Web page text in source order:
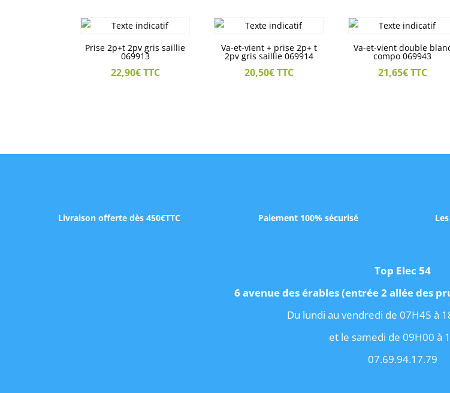
Prise 2p+t 2pv gris saillie
069913
22,90€ TTC
Va-et-vient + prise 2p+ t
2pv gris saillie 069914
20,50€ TTC
Va-et-vient double
compo 069943
21,65€TTC
Livraison offerte dès 450€TTC Paiement 100% sécurisé
Top Elec 54
6 avenue des érables (entrée 2 allée des
Du lundi au vendredi de 07H45 à
et le samedi de 09H00 à
07.69.94.17.79